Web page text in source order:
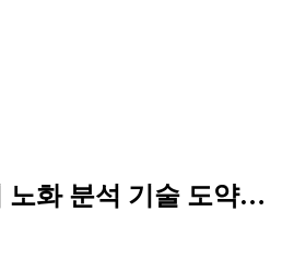
노화 분석 기술 도약…